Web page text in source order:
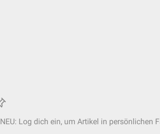
NEU: Log dich ein, um Artikel in persönlichen